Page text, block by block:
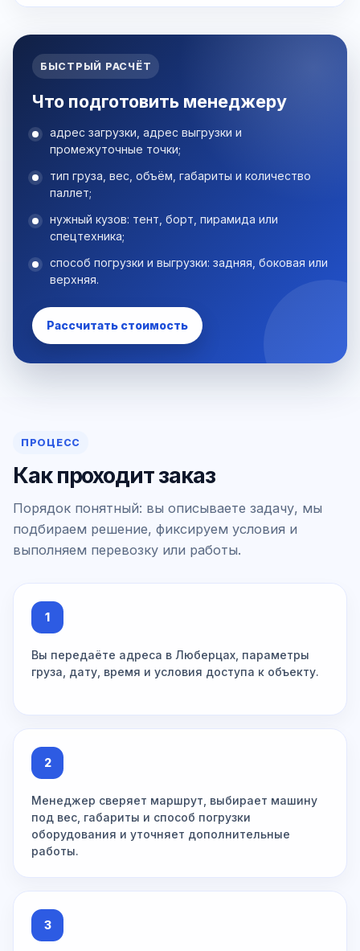
БЫСТРЫЙ РАСЧЁТ
Что подготовить менеджеру
адрес загрузки, адрес выгрузки и
промежуточные точки;
тип груза, вес, объём, габариты и количество
паллет;
нужный кузов: тент, борт, пирамида или
спецтехника;
способ погрузки и выгрузки: задняя, боковая или
верхняя.
Рассчитать стоимость
ПРОЦЕСС
Как проходит заказ
Порядок понятный: вы описываете задачу, мы
подбираем решение, фиксируем условия и
выполняем перевозку или работы.
1
Вы передаёте адреса в Люберцах, параметры
груза, дату, время и условия доступа к объекту.
2
Менеджер сверяет маршрут, выбирает машину
под вес, габариты и способ погрузки
оборудования и уточняет дополнительные
работы.
3